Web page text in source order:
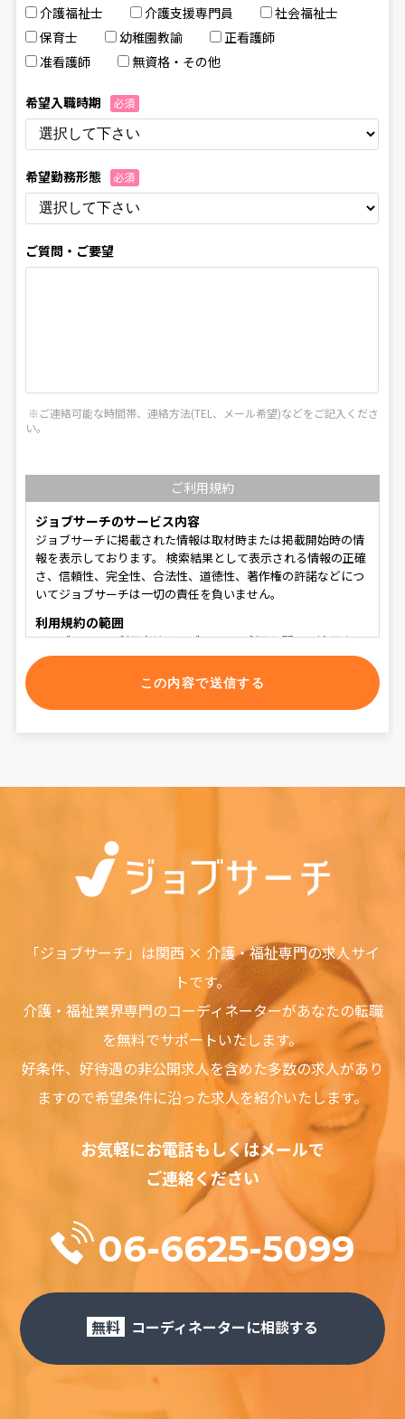
介護福祉⼠
介護⽀援専⾨員
社会福祉⼠
保育⼠
幼稚園教諭
正看護師
准看護師
無資格・その他
希望⼊職時期 必須
希望勤務形態 必須
ご質問・ご要望
※ご連絡可能な時間帯、連絡⽅法(TEL、メール希望)などをご記⼊くださ
い。
ご利用規約
ジョブサーチのサービス内容
ジョブサーチに掲載された情報は取材時または掲載開始時の情
報を表示しております。 検索結果として表示される情報の正確
さ、信頼性、完全性、合法性、道徳性、著作権の許諾などにつ
いてジョブサーチは一切の責任を負いません。
利用規約の範囲
ジョブサーチの利用者はジョブサーチの利用に関して適用され
る、以下の利用規約を承認するものとします。
本利用規約は如何なる理由でも通知なしに変更する場合があり
更または停止することができるものとします。サービス変更・
場合は事前に告知することなく、サービスを変更・停止できる
ものとします。 サービスの変更または停止に伴い、利用者に損
害が発生した場合、当社は一切の責任を負わないものとしま
如何なる状況においても当社は、第三者を介したものも含め、
本ソフトウェアまたはサービスの利用者による使用または誤用
に対する責任を一切負いません。この責任の制約は、当社が、
そのような損害の可能性について通告されていた場合であって
も、それが保証、契約、故意または無意識による不法行為、そ
の他に基づいているかどうかによらず、直接、間接、付随、結
果的、特殊、懲戒的および懲罰的損害賠償を回避するために適
用されます。この責任の制約は、損害が、第三者を介したもの
も含め、本ソフトウェアまたはサービスの使用または誤用およ
び依存の結果であるか、本ソフトウェアまたはサービスを使用
できないためか、本ソフトウェアまたはサービスの中断、一時
停止、終了のいずれかの結果かにかかわらず、適用されます。
この責任の制約は、権利侵害の防止方法による本質的目的の不
履行にかかわらず法律で許容された最大の範囲で適用されま
禁止事項
利用者は、ジョブサーチにおいて以下の行為をすることはでき
ません。
・第三者の著作権、商標権、プライバシー権、肖像権等すべて
の法的権利を侵害する行為
・犯罪的行為に結びつく行為
・反社会的活動に関する行為
・法令、公序良俗に反する行為、またはそのおそれのある行為
・ジョブサーチで得た情報を利用しての営利を目的とした情報
「ジョブサーチ」は関西 × 介護・福祉専門の求人サイ
トです。
介護・福祉業界専門のコーディネーターがあなたの転職
を無料でサポートいたします。
好条件、好待遇の⾮公開求⼈を含めた多数の求⼈があり
ますので希望条件に沿った求⼈を紹介いたします。
お気軽にお電話もしくはメールで
ご連絡ください
06-6625-5099
無料 コーディネーターに相談する